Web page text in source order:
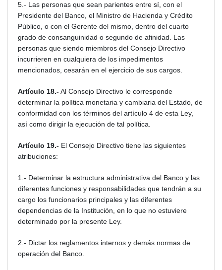
5.- Las personas que sean parientes entre sí, con el
Presidente del Banco, el Ministro de Hacienda y Crédito
Público, o con el Gerente del mismo, dentro del cuarto
grado de consanguinidad o segundo de afinidad. Las
personas que siendo miembros del Consejo Directivo
incurrieren en cualquiera de los impedimentos
mencionados, cesarán en el ejercicio de sus cargos.
Artículo 18.-Al Consejo Directivo le corresponde
determinar la política monetaria y cambiaria del Estado, de
conformidad con los términos del artículo 4 de esta Ley,
así como dirigir la ejecución de tal política.
Artículo 19.- El Consejo Directivo tiene las siguientes
atribuciones:
1.- Determinar la estructura administrativa del Banco y las
diferentes funciones y responsabilidades que tendrán a su
cargo los funcionarios principales y las diferentes
dependencias de la Institución, en lo que no estuviere
determinado por la presente Ley.
2.- Dictar los reglamentos internos y demás normas de
operación del Banco.